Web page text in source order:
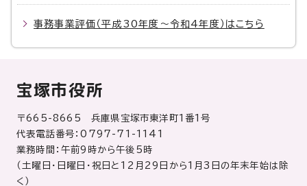
事務事業評価（平成30年度～令和4年度）はこちら
宝塚市役所
〒665-8665 兵庫県宝塚市東洋町1番1号
代表電話番号：0797-71-1141
業務時間：午前9時から午後5時
（土曜日・日曜日・祝日と12月29日から1月3日の年末年始は除
く）